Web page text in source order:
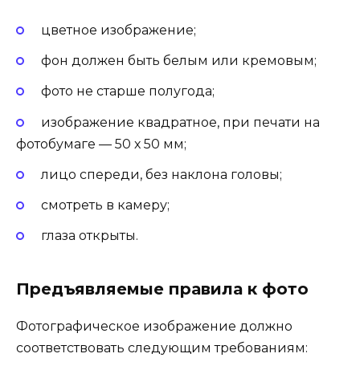
цветное изображение;
фон должен быть белым или кремовым;
фото не старше полугода;
изображение квадратное, при печати на
фотобумаге — 50 х 50 мм;
лицо спереди, без наклона головы;
смотреть в камеру;
глаза открыты.
Предъявляемые правила к фото
Фотографическое изображение должно
соответствовать следующим требованиям: